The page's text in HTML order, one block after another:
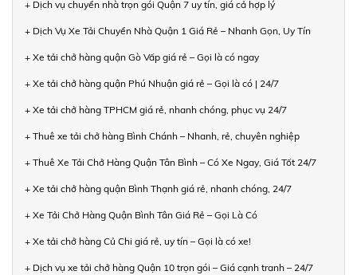
+ Dịch vụ chuyển nhà trọn gói Quận 7 uy tín, giá cả hợp lý
+ Dịch Vụ Xe Tải Chuyển Nhà Quận 1 Giá Rẻ – Nhanh Gọn, Uy Tín
+ Xe tải chở hàng quận Gò Vấp giá rẻ – Gọi là có ngay
+ Xe tải chở hàng quận Phú Nhuận giá rẻ – Gọi là có | 24/7
+ Xe tải chở hàng TPHCM giá rẻ, nhanh chóng, phục vụ 24/7
+ Thuê xe tải chở hàng Bình Chánh – Nhanh, rẻ, chuyên nghiệp
+ Thuê Xe Tải Chở Hàng Quận Tân Bình – Có Xe Ngay, Giá Tốt 24/7
+ Xe tải chở hàng quận Bình Thạnh giá rẻ, nhanh chóng, 24/7
+ Xe Tải Chở Hàng Quận Bình Tân Giá Rẻ – Gọi Là Có
+ Xe tải chở hàng Củ Chi giá rẻ, uy tín – Gọi là có xe!
+ Dịch vụ xe tải chở hàng Quận 10 trọn gói – Giá cạnh tranh – 24/7